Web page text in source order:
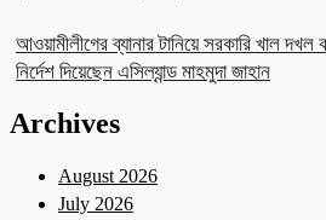
আওয়ামীলীগের ব্যানার টানিয়ে সরকারি খাল দখল
নির্দেশ দিয়েছেন এসিল্যান্ড মাহমুদা জাহান
Archives
August 2026
July 2026